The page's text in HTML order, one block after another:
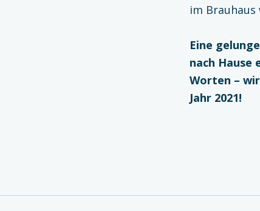
im
Eine
nach Hause
Worten –
Jahr 2021!
Zurück zur Hauptnavigation springen
Beitragsnavigation